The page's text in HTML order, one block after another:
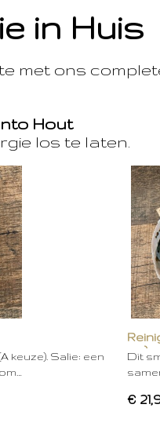
in Huis
met ons
Hout
los te laten.
keuze). Salie: een
cm)
Dit
€